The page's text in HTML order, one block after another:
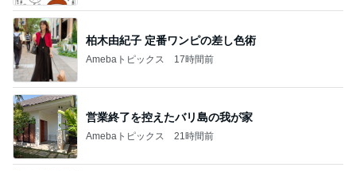
柏木由紀子 定番ワンピの差し色術
Amebaトピックス 17時間前
営業終了を控えたバリ島の我が家
Amebaトピックス 21時間前